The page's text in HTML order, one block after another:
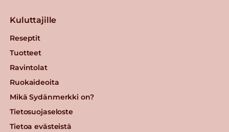
Kuluttajille
Reseptit
Tuotteet
Ravintolat
Ruokaideoita
Mikä Sydänmerkki on?
Tietosuojaseloste
Tietoa evästeistä